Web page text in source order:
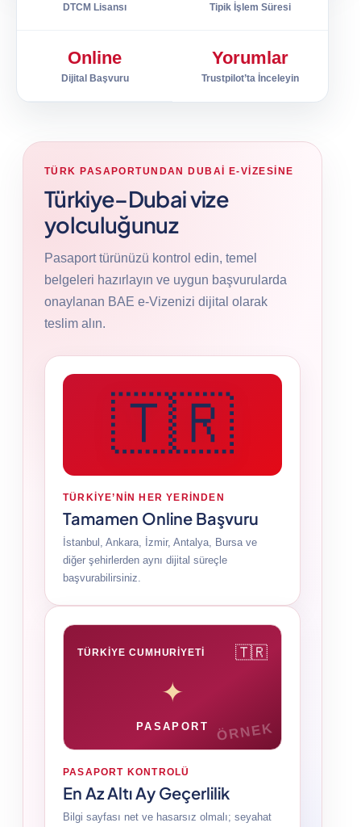
DTCM Lisansı Tipik İşlem Süresi
Online
Dijital Başvuru
Yorumlar
Trustpilot’ta İnceleyin
TÜRK PASAPORTUNDAN DUBAI E-VIZESINE
Türkiye–Dubai vize
yolculuğunuz
Pasaport türünüzü kontrol edin, temel
belgeleri hazırlayın ve uygun başvurularda
onaylanan BAE e-Vizenizi dijital olarak
teslim alın.
🇹🇷
TÜRKIYE’NIN HER YERINDEN
Tamamen Online Başvuru
İstanbul, Ankara, İzmir, Antalya, Bursa ve
diğer şehirlerden aynı dijital süreçle
başvurabilirsiniz.
TÜRKİYE CUMHURİYETİ 🇹🇷
✦
PASAPORT ÖRNEK
PASAPORT KONTROLÜ
En Az Altı Ay Geçerlilik
Bilgi sayfası net ve hasarsız olmalı; seyahat